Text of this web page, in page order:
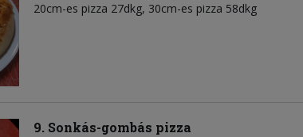
20cm-es pizza 27dkg, 30cm-es pizza 58dkg
9. Sonkás-gombás pizza